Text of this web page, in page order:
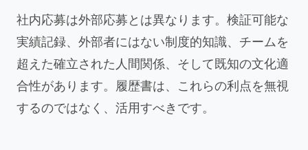
社内応募は外部応募とは異なります。検証可能な
実績記録、外部者にはない制度的知識、チームを
超えた確立された人間関係、そして既知の文化適
合性があります。履歴書は、これらの利点を無視
するのではなく、活用すべきです。